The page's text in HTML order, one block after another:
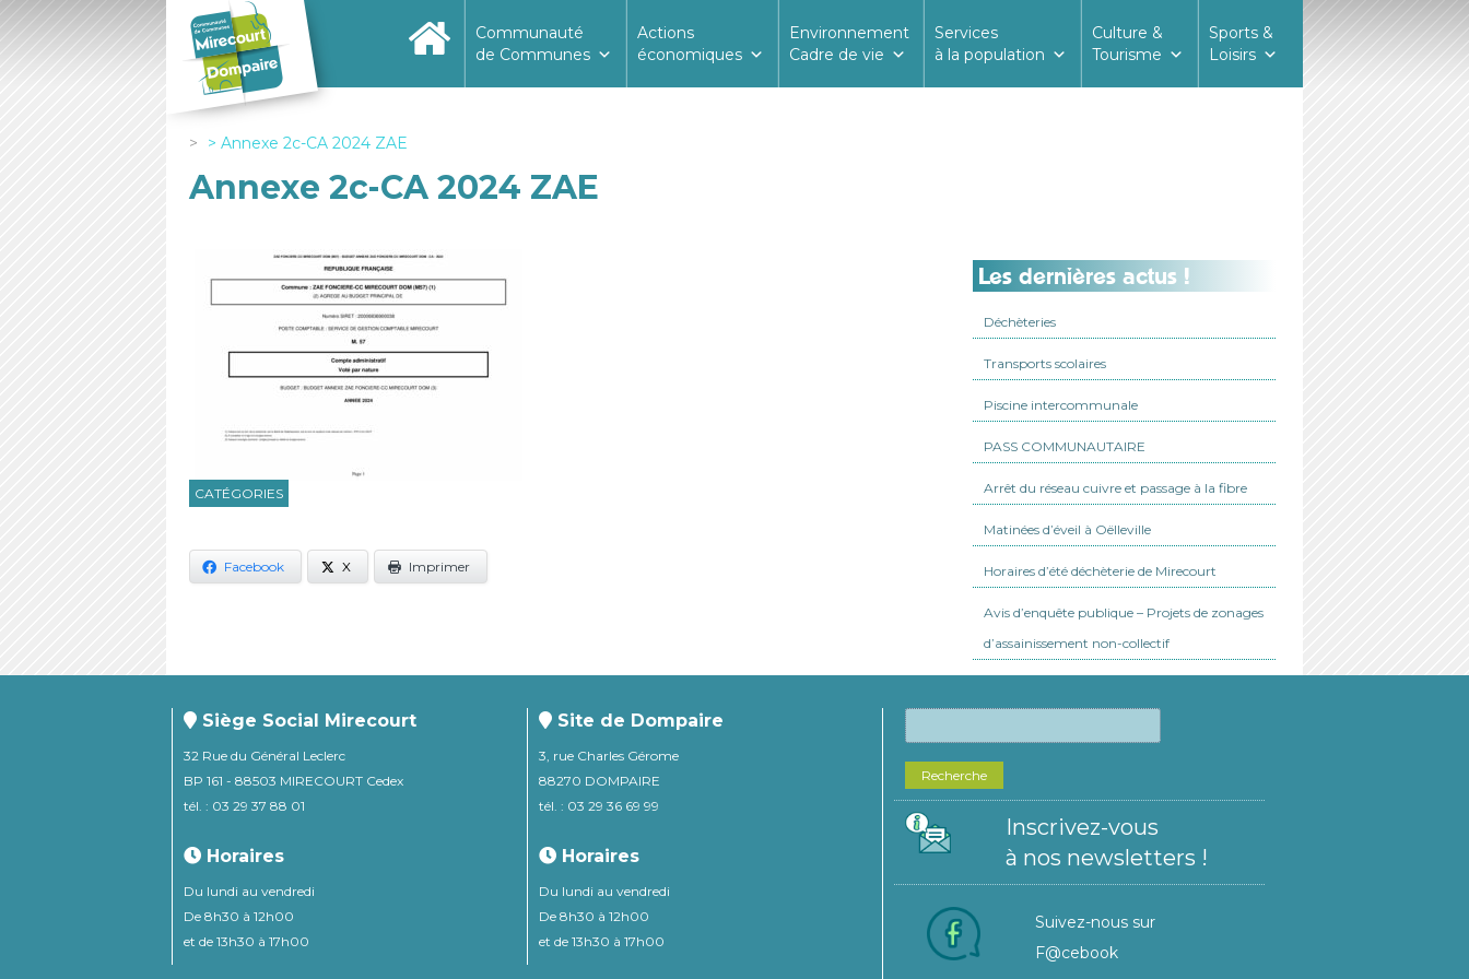
Communauté
de Communes
Actions
économiques
Environnement
Cadre de vie
Services
à la population
Culture &
Tourisme
Sports &
Loisirs
Annexe 2c-CA 2024 ZAE
Annexe 2c-CA 2024 ZAE
CATÉGORIES
Facebook X Imprimer
Les dernières actus !
Déchèteries
Transports scolaires
Piscine intercommunale
PASS COMMUNAUTAIRE
Arrêt du réseau cuivre et passage à la fibre
Matinées d’éveil à Oëlleville
Horaires d’été déchèterie de Mirecourt
Avis d’enquête publique – Projets de zonages
d’assainissement non-collectif
Siège Social Mirecourt
32 Rue du Général Leclerc
BP 161 - 88503 MIRECOURT Cedex
tél. : 03 29 37 88 01
Horaires
Du lundi au vendredi
De 8h30 à 12h00
et de 13h30 à 17h00
Site de Dompaire
3, rue Charles Gérome
88270 DOMPAIRE
tél. : 03 29 36 69 99
Horaires
Du lundi au vendredi
De 8h30 à 12h00
et de 13h30 à 17h00
Recherche
Inscrivez-vous
à nos newsletters !
Suivez-nous sur
F@cebook